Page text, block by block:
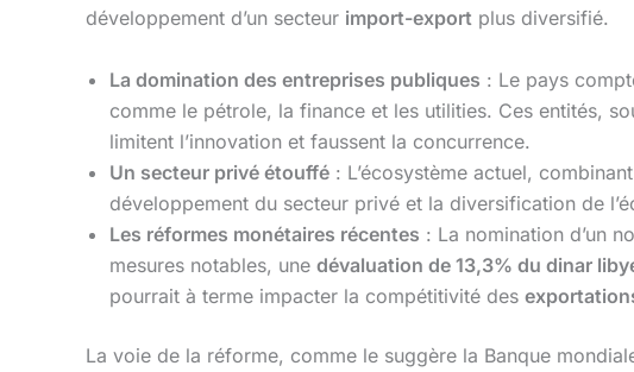
développement d’un secteur import-export plus diversifié.
La domination des entreprises publiques : Le pays
comme le pétrole, la finance et les utilities. Ces entités,
limitent l’innovation et faussent la concurrence.
Un secteur privé étouffé : L’écosystème actuel,
développement du secteur privé et la diversification de
Les réformes monétaires récentes : La nomination d’un
mesures notables, une dévaluation de 13,3% du dinar
pourrait à terme impacter la compétitivité des
La voie de la réforme, comme le suggère la Banque